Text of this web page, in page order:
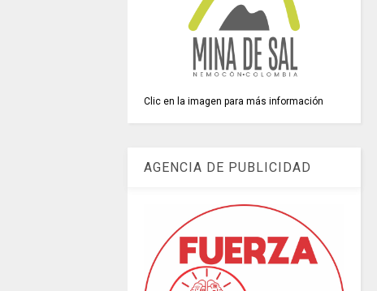
Clic en la imagen para más información
AGENCIA DE PUBLICIDAD